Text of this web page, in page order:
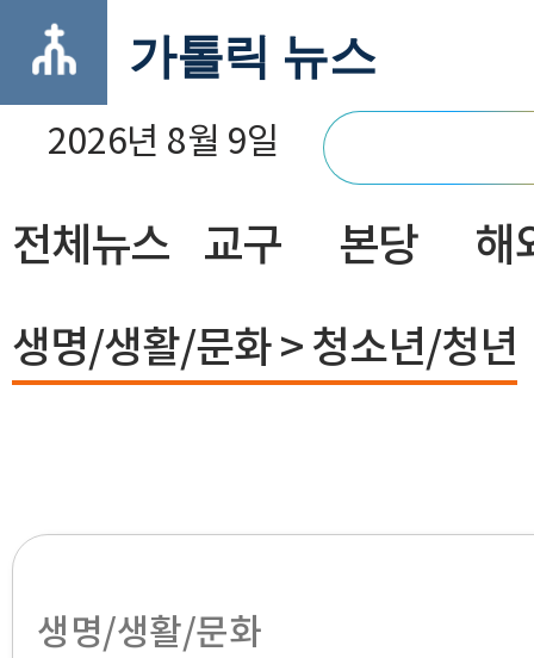
가톨릭 뉴스
2026년 8월 9일
닫기
전체뉴스 교구 본당 해
생명/생활/문화 > 청소년/청년
생명/생활/문화